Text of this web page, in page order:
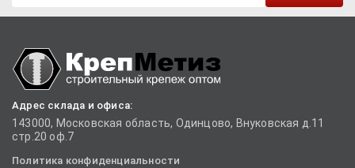
Адрес склада и офиса:
143000, Московская область, Одинцово, Внуковская д.11
стр.20 оф.7
Политика конфиденциальности